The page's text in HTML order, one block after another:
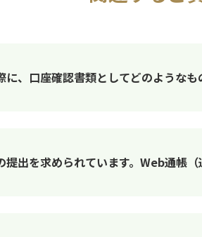
、口座確認書類としてどのような
出を求められています。Web通帳